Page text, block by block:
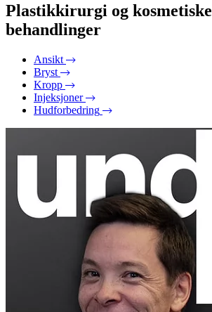
Plastikkirurgi og kosmetiske
behandlinger
Ansikt
Bryst
Kropp
Injeksjoner
Hudforbedring